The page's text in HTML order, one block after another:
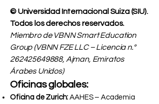
© Universidad Internacional Suiza (SIU).
Todos los derechos reservados.
Miembro de VBNN Smart Education
Group (VBNN FZE LLC – Licencia n.°
262425649888, Ajman, Emiratos
Árabes Unidos)
Oficinas globales:
Oficina de Zurich: AAHES – Academia